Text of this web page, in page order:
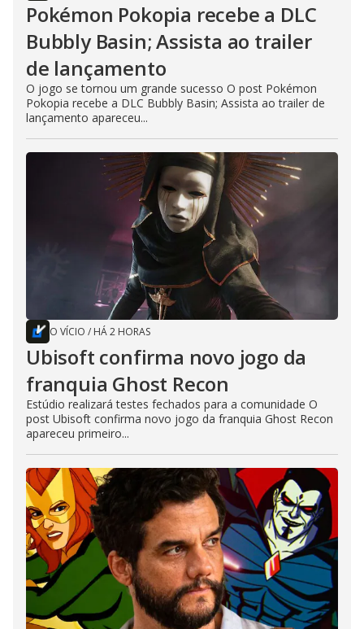
Pokémon Pokopia recebe a DLC
Bubbly Basin; Assista ao trailer
de lançamento
O jogo se tornou um grande sucesso O post Pokémon
Pokopia recebe a DLC Bubbly Basin; Assista ao trailer de
lançamento apareceu...
O VÍCIO / HÁ 2 HORAS
Ubisoft confirma novo jogo da
franquia Ghost Recon
Estúdio realizará testes fechados para a comunidade O
post Ubisoft confirma novo jogo da franquia Ghost Recon
apareceu primeiro...